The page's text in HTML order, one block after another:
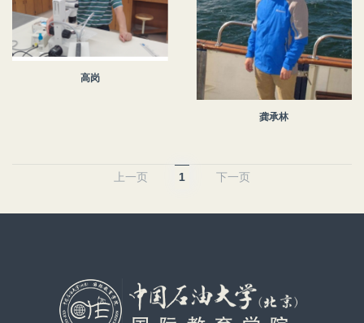
高岗
龚承林
上一页 1 下一页